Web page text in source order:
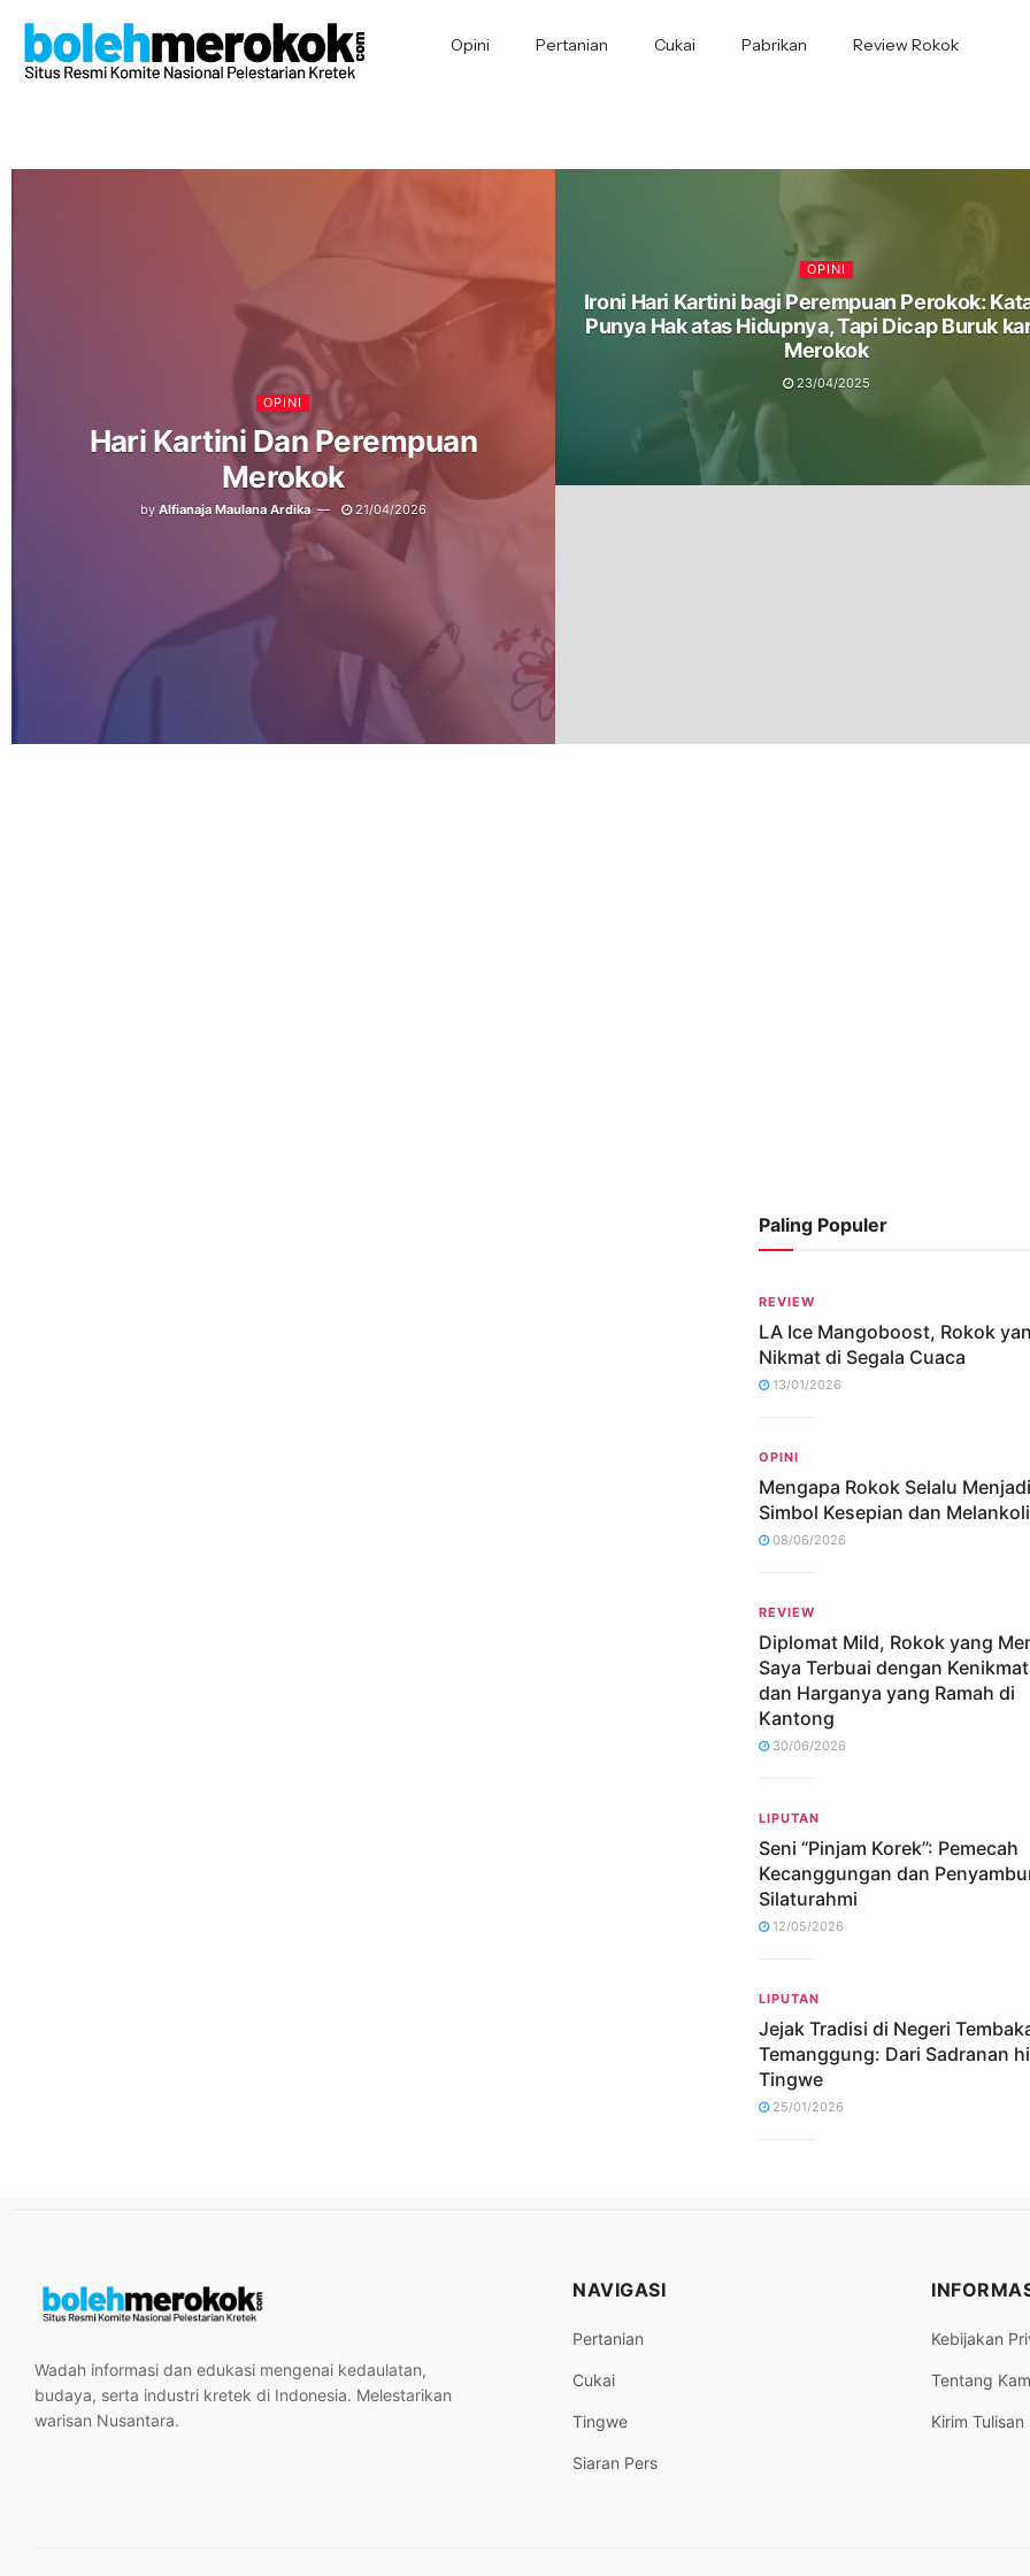
Opini Pertanian Cukai Pabrikan Review Rokok
OPINI
Hari Kartini Dan Perempuan
Merokok
by Alfianaja Maulana Ardika 21/04/2026
OPINI
Ironi Hari Kartini bagi Perempuan Perokok:
Punya Hak atas Hidupnya, Tapi Dicap Buruk
Merokok
23/04/2025
Paling Populer
REVIEW
LA Ice Mangoboost, Rokok
Nikmat di Segala Cuaca
13/01/2026
OPINI
Mengapa Rokok Selalu Menjadi
Simbol Kesepian dan
08/06/2026
REVIEW
Diplomat Mild, Rokok yang
Saya Terbuai dengan
dan Harganya yang Ramah di
Kantong
30/06/2026
LIPUTAN
Seni “Pinjam Korek”: Pemecah
Kecanggungan dan
Silaturahmi
12/05/2026
LIPUTAN
Jejak Tradisi di Negeri
Temanggung: Dari Sadranan
Tingwe
25/01/2026
Wadah informasi dan edukasi mengenai kedaulatan,
budaya, serta industri kretek di Indonesia. Melestarikan
warisan Nusantara.
NAVIGASI
Pertanian
Cukai
Tingwe
Siaran Pers
Kebijakan
Tentang
Kirim Tulisan